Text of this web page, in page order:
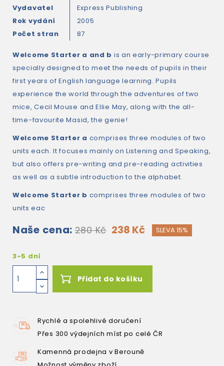
Vydavatel
Express Publishing
Rok vydání
2005
Počet stran
87
Welcome Starter a and b is an early-primary course
specially designed to meet the needs of pupils in their
first years of English language learning. Pupils
experience the world through the adventures of two
mice, Cecil Mouse and Ellie May, along with the all-
time-favourite Masid, the genie!
Welcome Starter a comprises three modules of two
units each. It focuses mainly on Listening and Speaking,
but also offers pre-writing and pre-reading activities
as well as a subtle introduction to the alphabet.
Welcome Starter b comprises three modules of two
units eac
Naše cena: 280 Kč 238 Kč SLEVA 15%
3-5 dní
Přidat do košíku
Rychlé a spolehlivé doručení
Přes 300 výdejních míst po celé ČR
Kamenná prodejna v Berouně